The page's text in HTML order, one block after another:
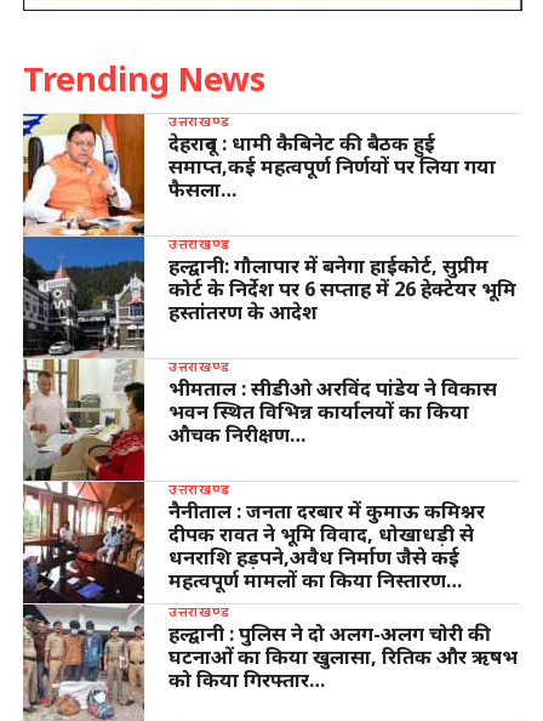
Trending News
उत्तराखण्ड
देहरादून : धामी कैबिनेट की बैठक हुई
समाप्त,कई महत्वपूर्ण निर्णयों पर लिया गया
फैसला…
उत्तराखण्ड
हल्द्वानी: गौलापार में बनेगा हाईकोर्ट, सुप्रीम
कोर्ट के निर्देश पर 6 सप्ताह में 26 हेक्टेयर भूमि
हस्तांतरण के आदेश
उत्तराखण्ड
भीमताल : सीडीओ अरविंद पांडेय ने विकास
भवन स्थित विभिन्न कार्यालयों का किया
औचक निरीक्षण…
उत्तराखण्ड
नैनीताल : जनता दरबार में कुमाऊ कमिश्नर
दीपक रावत ने भूमि विवाद, धोखाधड़ी से
धनराशि हड़पने,अवैध निर्माण जैसे कई
महत्वपूर्ण मामलों का किया निस्तारण…
उत्तराखण्ड
हल्द्वानी : पुलिस ने दो अलग-अलग चोरी की
घटनाओं का किया खुलासा, रितिक और ऋषभ
को किया गिरफ्तार…